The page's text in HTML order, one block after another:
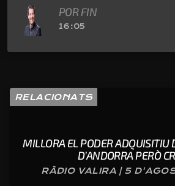
POR FIN
16:05
RELACIONATS
MILLORA EL PODER ADQUISITIU
D’ANDORRA PERÒ
RÀDIO VALIRA | 5